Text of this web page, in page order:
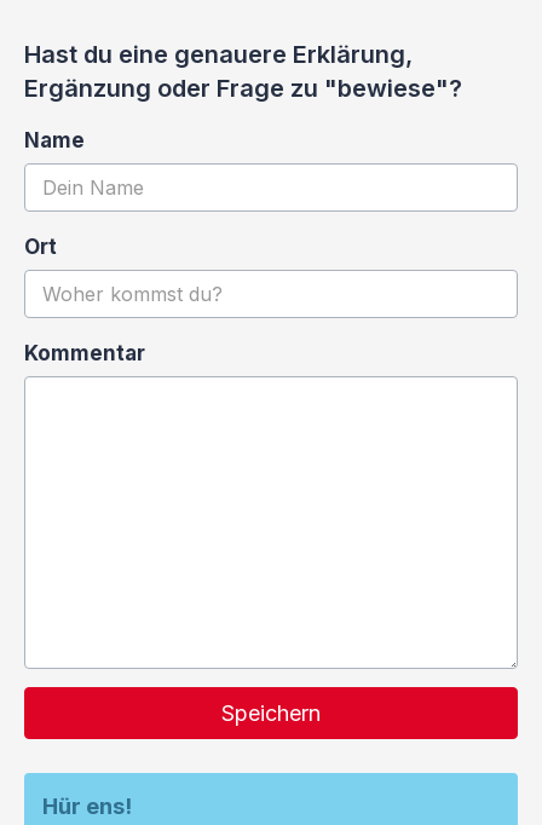
Hast du eine genauere Erklärung,
Ergänzung oder Frage zu "bewiese"?
Name
Ort
Kommentar
Speichern
Hür ens!